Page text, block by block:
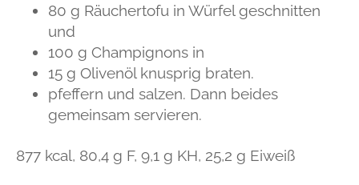
80 g Räuchertofu in Würfel geschnitten
und
100 g Champignons in
15 g Olivenöl knusprig braten.
pfeffern und salzen. Dann beides
gemeinsam servieren.
877 kcal, 80,4 g F, 9,1 g KH, 25,2 g Eiweiß